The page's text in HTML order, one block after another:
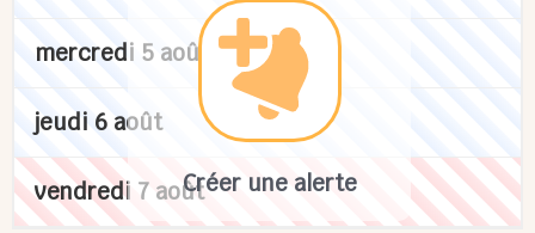
Créer une alerte
mercredi 5 août
jeudi 6 août
vendredi 7 août